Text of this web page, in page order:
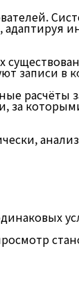
адаптируя
записи в
расчёты
за